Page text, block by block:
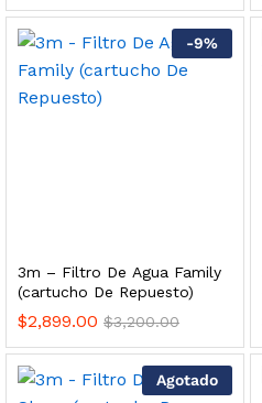
-9%
3m – Filtro De Agua Family
(cartucho De Repuesto)
$2,899.00 $3,200.00
Agotado
al carrito
L/h, con filtración Welltek
Leer más